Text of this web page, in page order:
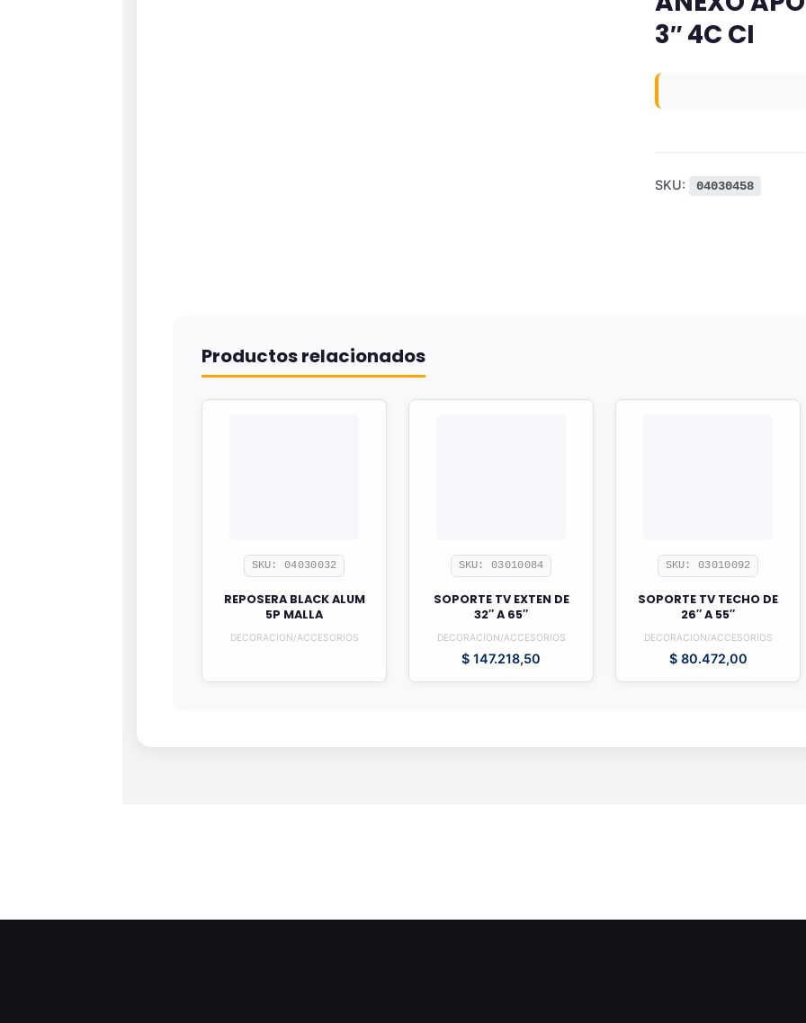
3″ 4C CI
SKU: 04030458
Productos relacionados
SKU: 04030032
REPOSERA BLACK ALUM
5P MALLA
DECORACION/ACCESORIOS
SKU: 03010084
SOPORTE TV EXTEN DE
32″ A 65″
DECORACION/ACCESORIOS
$ 147.218,50
SKU: 03010092
SOPORTE TV TECHO DE
26″ A 55″
DECORACION/ACCESORIOS
$80.472,00